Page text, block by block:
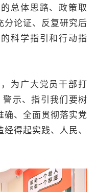
总体思路、政策取
分论证、反复研究后
科学指引和行动指
为广大党员干部打
警示、指引我们要树
确、全面贯彻落实党
得起实践、人民、